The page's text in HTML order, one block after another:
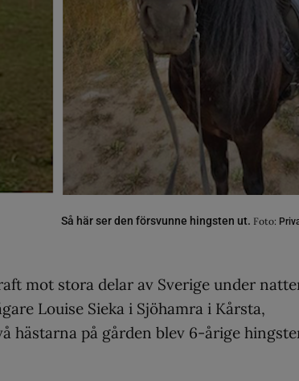
Så här ser den försvunne hingsten ut. Foto:
mot stora delar av Sverige under
Louise Sieka i Sjöhamra i Kårsta,
hästarna på gården blev 6-årige